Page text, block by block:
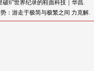
破6”世界纪录的鞋面科技｜华昌.
：游走于极简与极繁之间 力克解.